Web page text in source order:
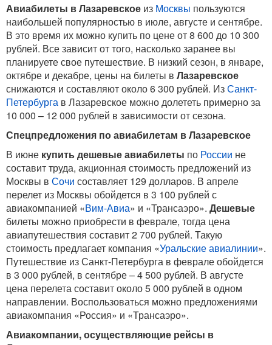
Авиабилеты в Лазаревское из Москвы пользуются
наибольшей популярностью в июле, августе и сентябре.
В это время их можно купить по цене от 8 600 до 10 300
рублей. Все зависит от того, насколько заранее вы
планируете свое путешествие. В низкий сезон, в январе,
октябре и декабре, цены на билеты в Лазаревское
снижаются и составляют около 6 300 рублей. ИзСанкт-
Петербурга в Лазаревское можно долететь примерно за
10 000 – 12 000 рублей в зависимости от сезона.
Спецпредложения по авиабилетам в Лазаревское
В июне купить дешевые авиабилеты по России не
составит труда, акционная стоимость предложений из
Москвы в Сочи составляет 129 долларов. В апреле
перелет из Москвы обойдется в 3 100 рублей с
авиакомпанией «Вим-Авиа» и «Трансаэро». Дешевые
билеты можно приобрести в феврале, тогда цена
авиапутешествия составит 2 700 рублей. Такую
стоимость предлагает компания «Уральские авиалинии».
Путешествие из Санкт-Петербурга в феврале обойдется
в 3 000 рублей, в сентябре – 4 500 рублей. В августе
цена перелета составит около 5 000 рублей в одном
направлении. Воспользоваться можно предложениями
авиакомпания «Россия» и «Трансаэро».
Авиакомпании, осуществляющие рейсы в